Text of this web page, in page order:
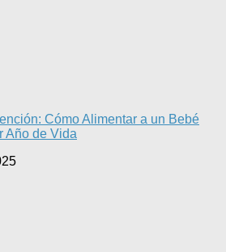
Cómo Alimentar a un Bebé
Año de Vida